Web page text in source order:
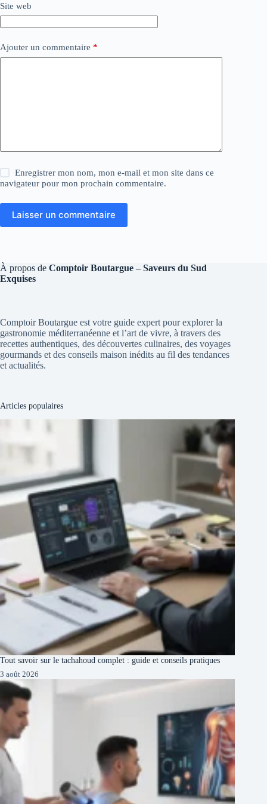
Site web
Ajouter un commentaire *
Enregistrer mon nom, mon e-mail et mon site dans ce
navigateur pour mon prochain commentaire.
Laisser un commentaire
À propos de Comptoir Boutargue – Saveurs du Sud
Exquises
Comptoir Boutargue est votre guide expert pour explorer la
gastronomie méditerranéenne et l’art de vivre, à travers des
recettes authentiques, des découvertes culinaires, des voyages
gourmands et des conseils maison inédits au fil des tendances
et actualités.
Articles populaires
Tout savoir sur le tachahoud complet : guide et conseils pratiques
3 août 2026